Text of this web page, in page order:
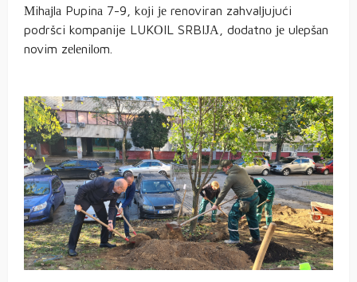
Мihајlа Pupinа 7-9, kојi је renoviran zahvalјujući
podršci kompanije LUKОIL SRBIЈА, dоdаtnо је ulеpšаn
novim zеlеnilоm.